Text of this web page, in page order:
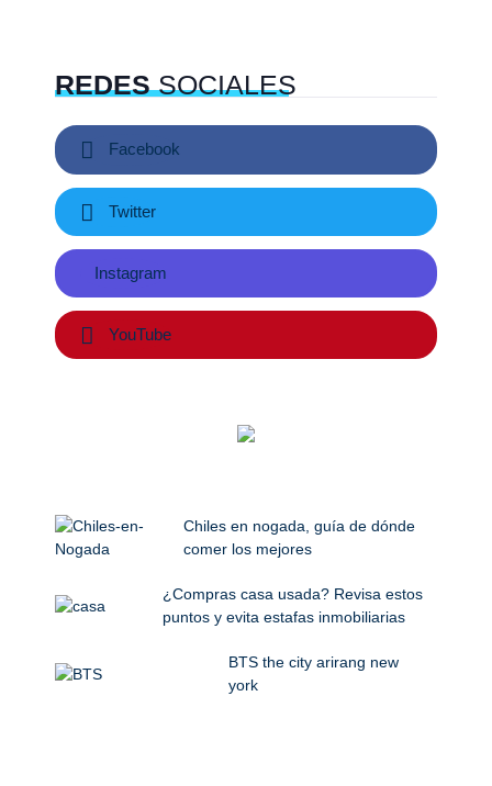
REDESSOCIALES
Facebook
Twitter
Instagram
YouTube
Chiles en nogada, guía de dónde
comer los mejores
¿Compras casa usada? Revisa estos
puntos y evita estafas inmobiliarias
BTS the city arirang new
york